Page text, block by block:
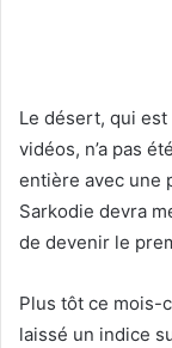
Le désert, qui
vidéos, n’a pas
entière avec une
Sarkodie devra
de devenir le
Plus tôt ce mois-
laissé un indice